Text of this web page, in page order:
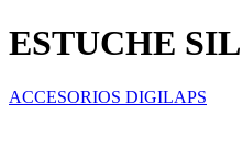
ESTUCHE
ACCESORIOS DIGILAPS